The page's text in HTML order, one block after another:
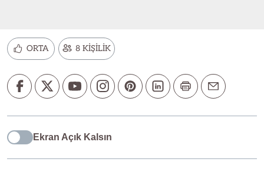
ORTA 8 KİŞİLİK
Ekran Açık Kalsın